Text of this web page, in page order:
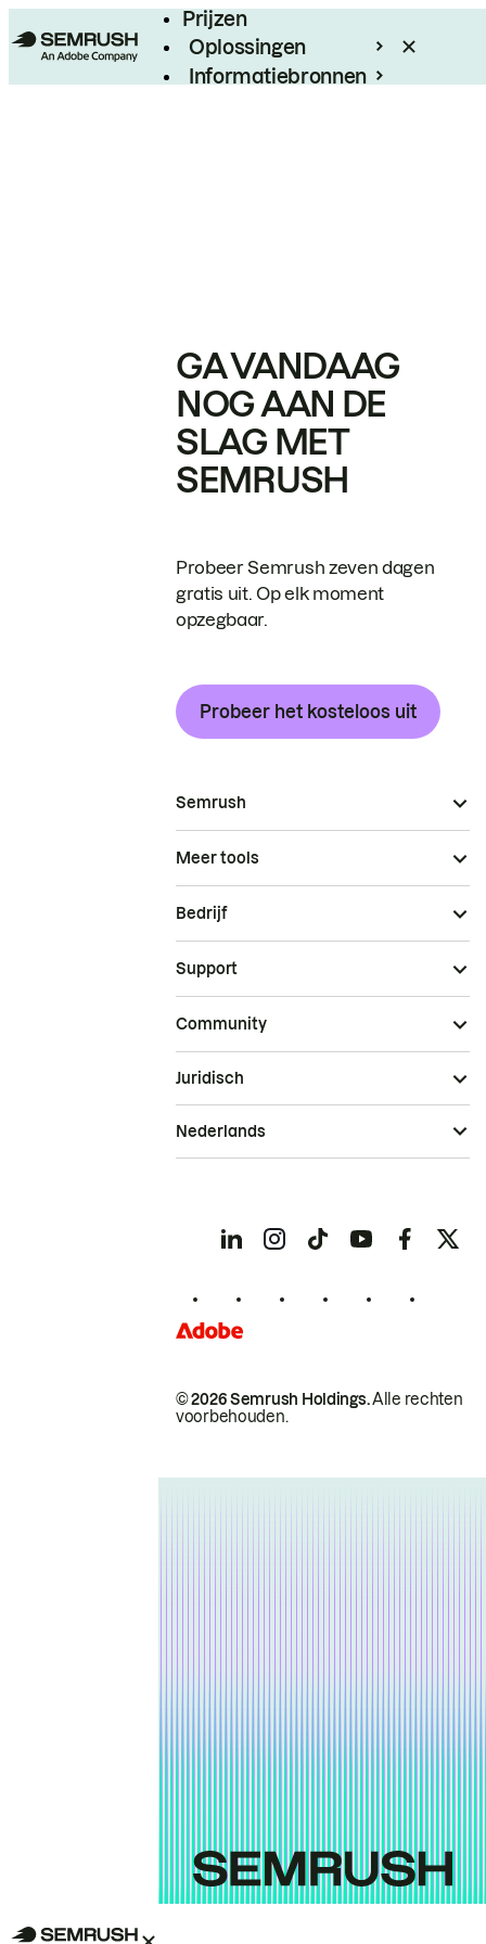
Prijzen
Oplossingen
Informatiebronnen
GA VANDAAG
NOG AAN DE
SLAG MET
SEMRUSH
Probeer Semrush zeven dagen
gratis uit. Op elk moment
opzegbaar.
Probeer het kosteloos uit
Semrush
Meer tools
Bedrijf
Support
Community
© 2026 Semrush Holdings.Alle rechten
voorbehouden.
Juridisch
Nederlands